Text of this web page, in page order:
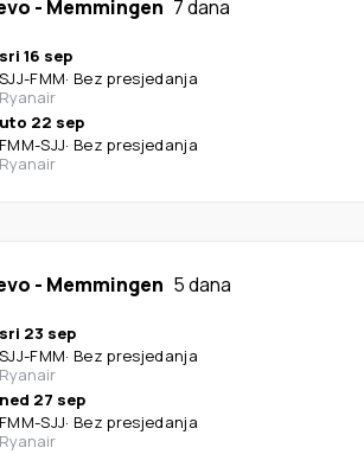
- Memmingen 7 dana
sri 16 sep
SJJ-FMM· Bez presjedanja
Ryanair
uto 22 sep
FMM-SJJ· Bez presjedanja
Ryanair
- Memmingen 5 dana
sri 23 sep
SJJ-FMM· Bez presjedanja
Ryanair
ned 27 sep
FMM-SJJ· Bez presjedanja
Ryanair